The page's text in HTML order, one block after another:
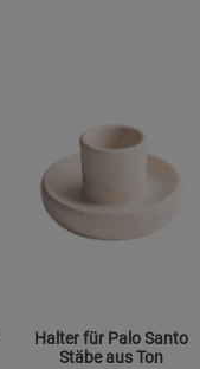
Halter für Palo Santo
Stäbe aus Ton